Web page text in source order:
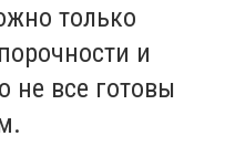
только
и
не все готовы